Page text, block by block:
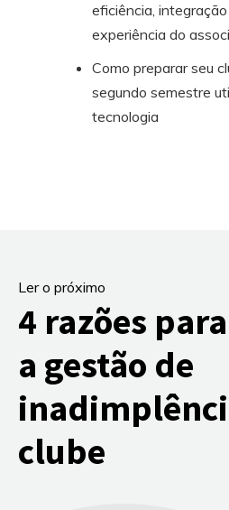
eficiência,
experiência do
Como preparar seu
segundo semestre
tecnologia
Ler o próximo
4 razões
a gestão de
clube